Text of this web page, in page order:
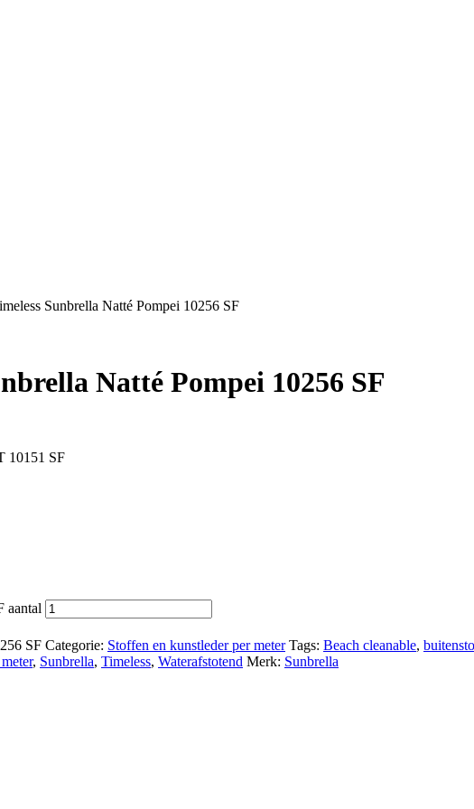
Sunbrella Natté Pompei 10256 SF
Natté Pompei 10256 SF
10151 SF
aantal
SF Categorie: Stoffen en kunstleder per meter Tags: Beach cleanable,
, Sunbrella, Timeless, Waterafstotend Merk: Sunbrella